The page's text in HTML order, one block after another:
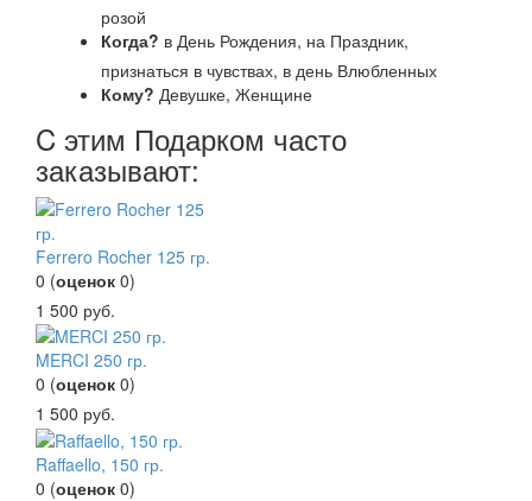
розой
Когда? в День Рождения, на Праздник,
признаться в чувствах, в день Влюбленных
Кому? Девушке, Женщине
C этим Подарком часто
заказывают:
Ferrero Rocher 125 гр.
0 (оценок 0)
1 500 руб.
MERCI 250 гр.
0 (оценок 0)
1 500 руб.
Raffaello, 150 гр.
0 (оценок 0)